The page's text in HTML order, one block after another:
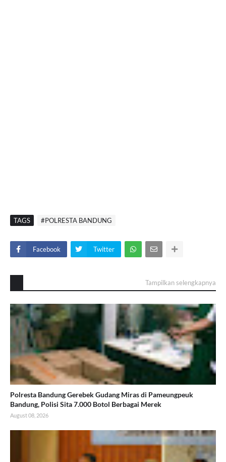
TAGS #POLRESTA BANDUNG
Facebook Twitter
Tampilkan selengkapnya
Polresta Bandung Gerebek Gudang Miras di Pameungpeuk
Bandung, Polisi Sita 7.000 Botol Berbagai Merek
August 08, 2026